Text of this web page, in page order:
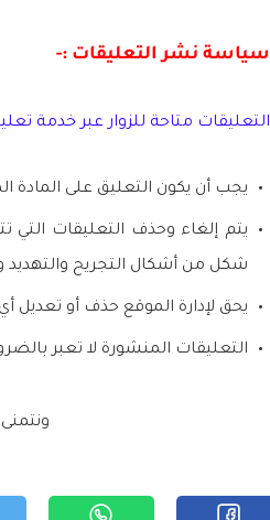
سياسة نشر التعليقات :-
التعليقات متاحة للزوار عبر خدمة
يجب أن يكون التعليق على المادة
يتم إلغاء وحذف التعليقات التي
شكل من أشكال التجريح
يحق لإدارة الموقع حذف أو تعديل
التعليقات المنشورة لا تعبر